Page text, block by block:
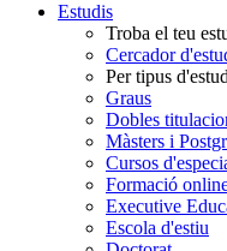
Estudis
Troba el teu
Cercador
Per tipus
Graus
Dobles
Màsters i
Cursos
Formació
Executive
Escola d'estiu